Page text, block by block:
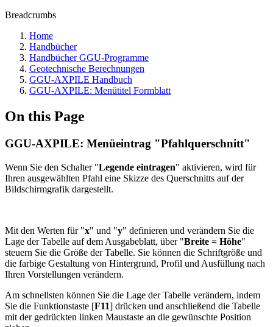
Breadcrumbs
Home
Handbücher
Handbücher GGU-Programme
Geotechnische Berechnungen
GGU-AXPILE Handbuch
GGU-AXPILE: Menütitel Formblatt
On this Page
GGU-AXPILE: Menüeintrag "Pfahlquerschnitt"
Wenn Sie den Schalter "Legende eintragen" aktivieren, wird für
Ihren ausgewählten Pfahl eine Skizze des Querschnitts auf der
Bildschirmgrafik dargestellt.
Mit den Werten für "x" und "y" definieren und verändern Sie die
Lage der Tabelle auf dem Ausgabeblatt, über "Breite = Höhe"
steuern Sie die Größe der Tabelle. Sie können die Schriftgröße und
die farbige Gestaltung von Hintergrund, Profil und Ausfüllung nach
Ihren Vorstellungen verändern.
Am schnellsten können Sie die Lage der Tabelle verändern, indem
Sie die Funktionstaste [F11] drücken und anschließend die Tabelle
mit der gedrückten linken Maustaste an die gewünschte Position